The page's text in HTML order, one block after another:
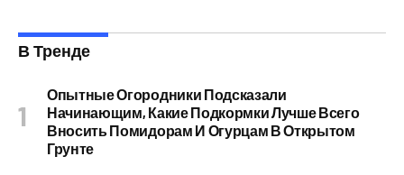
В Тренде
Опытные Огородники Подсказали
Начинающим, Какие Подкормки Лучше Всего
Вносить Помидорам И Огурцам В Открытом
Грунте